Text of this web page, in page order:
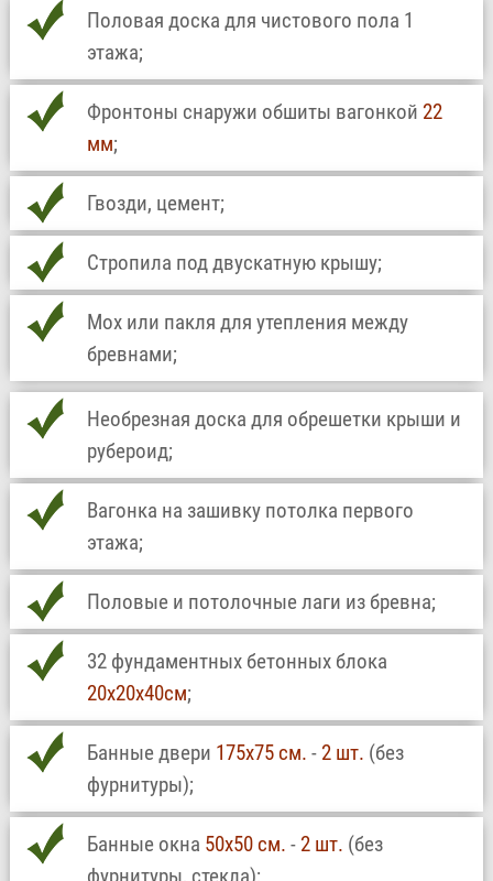
Половая доска для чистового пола 1
этажа;
Фронтоны снаружи обшиты вагонкой 22
мм;
Гвозди, цемент;
Стропила под двускатную крышу;
Мох или пакля для утепления между
бревнами;
Необрезная доска для обрешетки крыши и
рубероид;
Вагонка на зашивку потолка первого
этажа;
Половые и потолочные лаги из бревна;
32 фундаментных бетонных блока
20х20х40см;
Банные двери 175х75 см. - 2 шт. (без
фурнитуры);
Банные окна 50х50 см. - 2 шт. (без